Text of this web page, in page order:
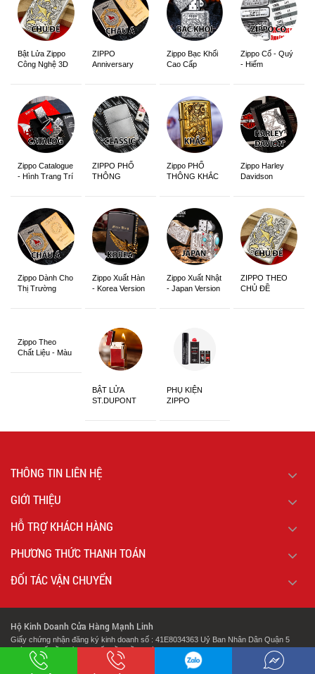
Bật Lửa Zippo
Công Nghệ 3D
ZIPPO
Anniversary
Zippo Bạc Khối
Cao Cấp
Zippo Cổ - Quý
- Hiếm
Zippo Catalogue
- Hình Trang Trí
ZIPPO PHỔ
THÔNG
Zippo PHỔ
THÔNG KHẮC
Zippo Harley
Davidson
Zippo Dành Cho
Thị Trường
Zippo Xuất Hàn
- Korea Version
Zippo Xuất Nhật
- Japan Version
ZIPPO THEO
CHỦ ĐỀ
Zippo Theo
Chất Liệu - Màu
BẬT LỬA
ST.DUPONT
PHỤ KIỆN
ZIPPO
THÔNG TIN LIÊN HỆ
GIỚI THIỆU
HỖ TRỢ KHÁCH HÀNG
PHƯƠNG THỨC THANH TOÁN
ĐỐI TÁC VẬN CHUYỂN
Hộ Kinh Doanh Cửa Hàng Mạnh Linh
Giấy chứng nhận đăng ký kinh doanh số : 41E8034363 Uỷ Ban Nhân Dân Quận 5
Thành Phố Hồ Chí Minh Cấp Lần Đầu Ngày : 07/02/2018.